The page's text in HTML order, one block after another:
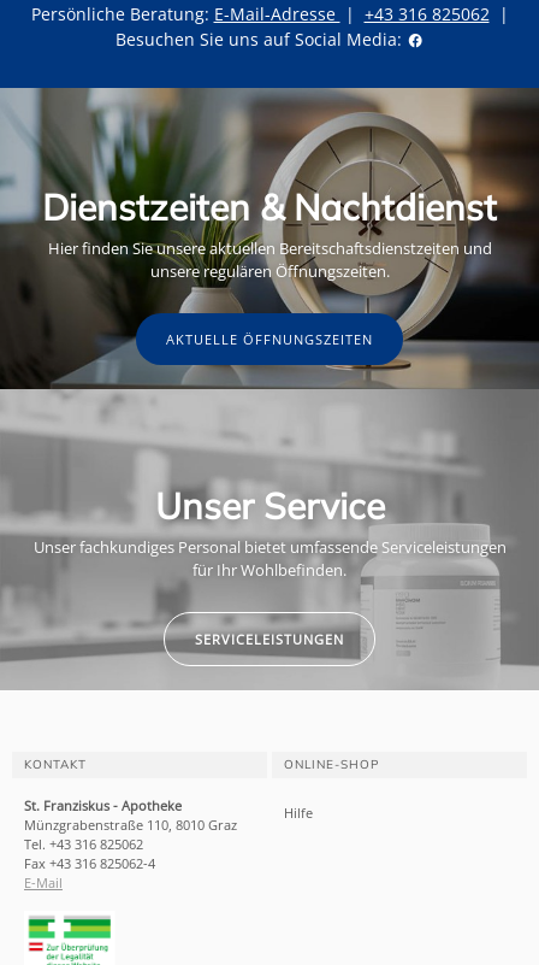
Persönliche Beratung: E-Mail-Adresse | +43 316 825062|
Besuchen Sie uns auf Social Media:
Dienstzeiten & Nachtdienst
Hier finden Sie unsere aktuellen Bereitschaftsdienstzeiten und
unsere regulären Öffnungszeiten.
AKTUELLE ÖFFNUNGSZEITEN
Unser Service
Unser fachkundiges Personal bietet umfassende Serviceleistungen
für Ihr Wohlbefinden.
SERVICELEISTUNGEN
KONTAKT
St. Franziskus - Apotheke
Münzgrabenstraße 110, 8010 Graz
Tel. +43 316 825062
Fax +43 316 825062-4
E-Mail
ONLINE-SHOP
Hilfe